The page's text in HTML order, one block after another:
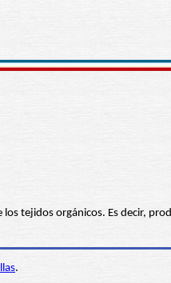
tejidos orgánicos. Es decir,
.